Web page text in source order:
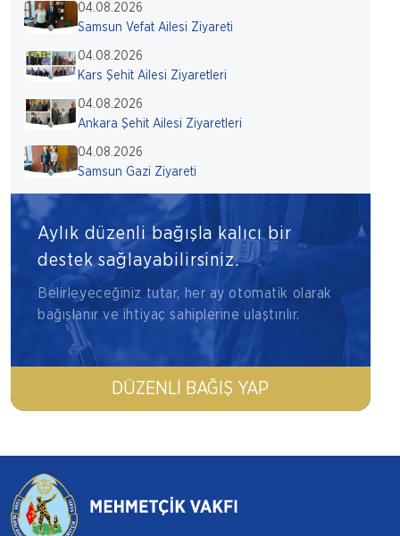
04.08.2026
Samsun Vefat Ailesi Ziyareti
04.08.2026
Kars Şehit Ailesi Ziyaretleri
04.08.2026
Ankara Şehit Ailesi Ziyaretleri
04.08.2026
Samsun Gazi Ziyareti
Aylık düzenli bağışla kalıcı bir
destek sağlayabilirsiniz.
Belirleyeceğiniz tutar, her ay otomatik olarak
bağışlanır ve ihtiyaç sahiplerine ulaştırılır.
DÜZENLI BAĞIŞ YAP